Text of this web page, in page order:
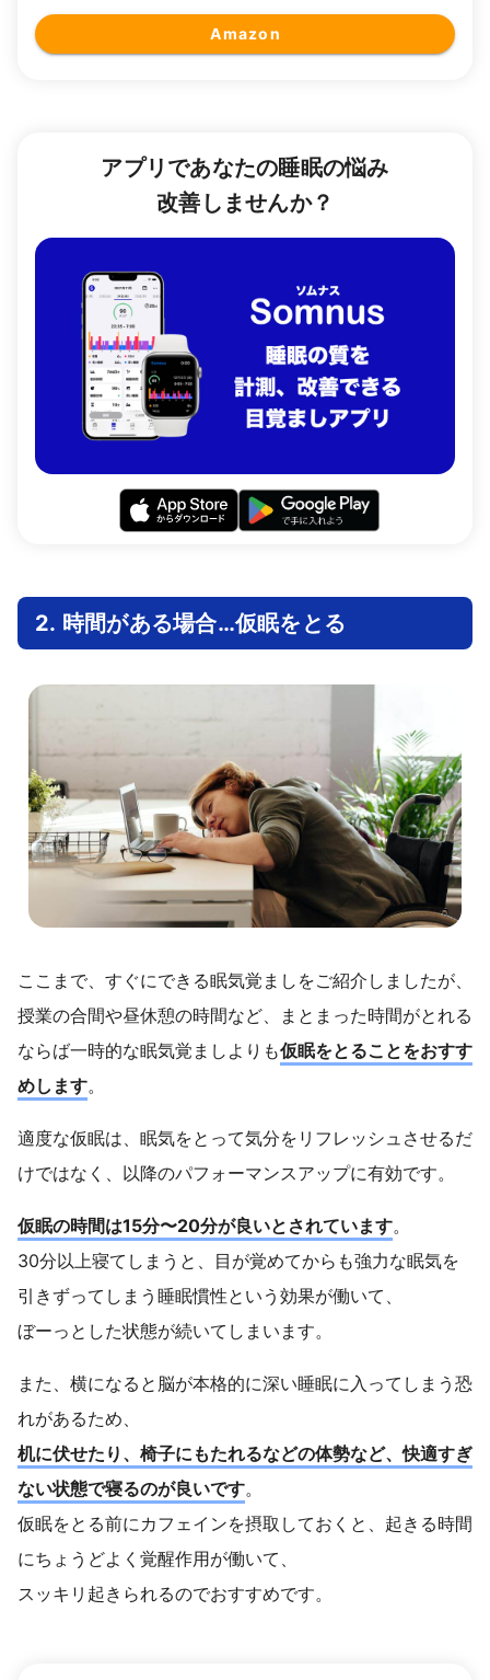
Amazon
アプリであなたの睡眠の悩み
改善しませんか？
2. 時間がある場合…仮眠をとる
ここまで、すぐにできる眠気覚ましをご紹介しましたが、
授業の合間や昼休憩の時間など、まとまった時間がとれる
ならば一時的な眠気覚ましよりも仮眠をとることをおすす
めします。
適度な仮眠は、眠気をとって気分をリフレッシュさせるだ
けではなく、以降のパフォーマンスアップに有効です。
仮眠の時間は15分〜20分が良いとされています。
30分以上寝てしまうと、目が覚めてからも強力な眠気を
引きずってしまう睡眠慣性という効果が働いて、
ぼーっとした状態が続いてしまいます。
また、横になると脳が本格的に深い睡眠に入ってしまう恐
れがあるため、
机に伏せたり、椅子にもたれるなどの体勢など、快適すぎ
ない状態で寝るのが良いです。
仮眠をとる前にカフェインを摂取しておくと、起きる時間
にちょうどよく覚醒作用が働いて、
スッキリ起きられるのでおすすめです。